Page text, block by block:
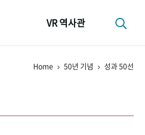
VR 역사관
Home 50년 기념 성과 50선